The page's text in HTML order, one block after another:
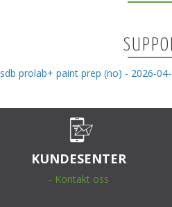
sdb prolab+ paint prep (no) - 2026-
KUNDESENTER
- Kontakt oss